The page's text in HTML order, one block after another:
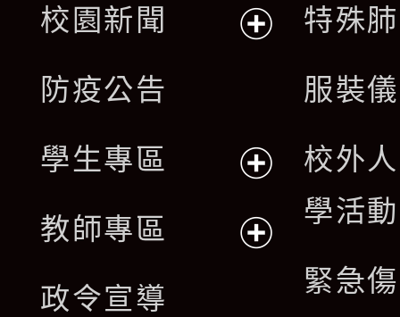
開
單
校園新聞
選
單
防疫公告
學生專區
開
教師專區
政令宣導
特殊
服裝
校外
學活
緊急